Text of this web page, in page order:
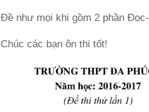
Đề như mọi khi gồm 2 phần
Chúc các bạn ôn thi tốt!